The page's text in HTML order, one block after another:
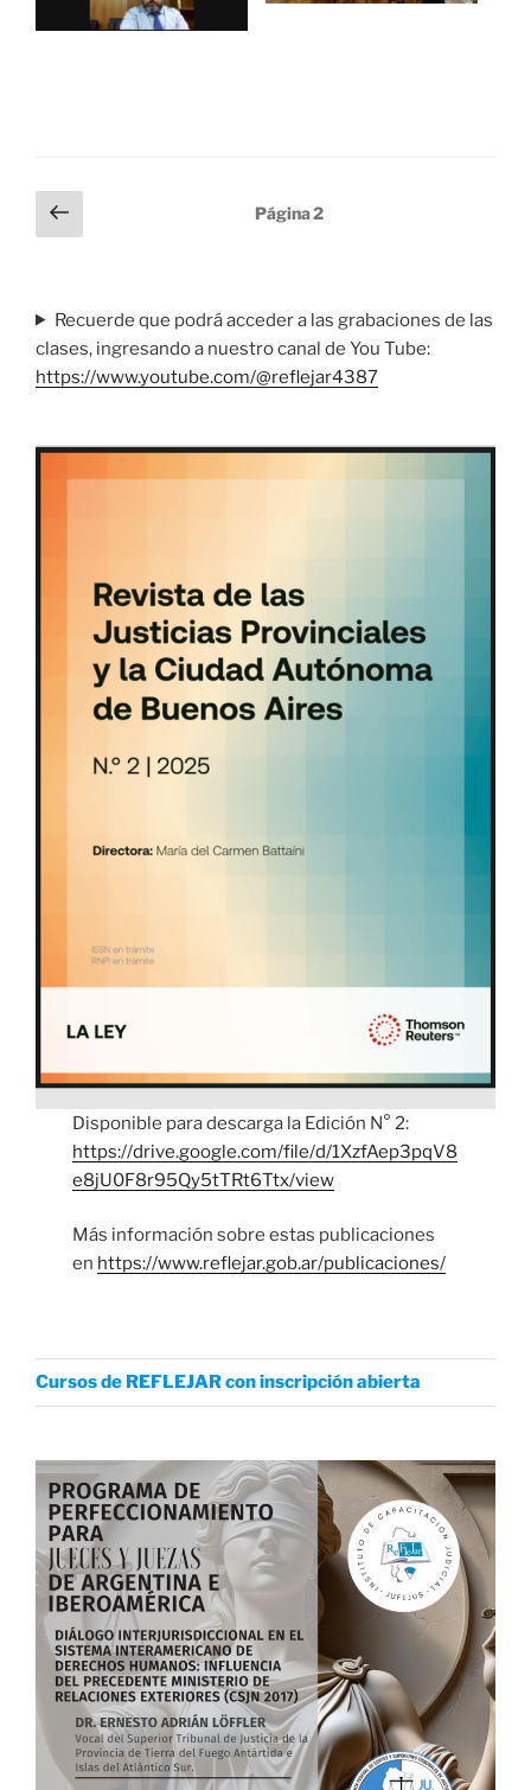
Paginación
de
Página
anterior
Página2
Recuerde que podrá acceder a las grabaciones de las
clases, ingresando a nuestro canal de You Tube:
https://www.youtube.com/@reflejar4387
Disponible para descarga la Edición N° 2:
https://drive.google.com/file/d/1XzfAep3pqV8
e8jU0F8r95Qy5tTRt6Ttx/view
Más información sobre estas publicaciones
en https://www.reflejar.gob.ar/publicaciones/
Cursos de REFLEJAR con inscripción abierta